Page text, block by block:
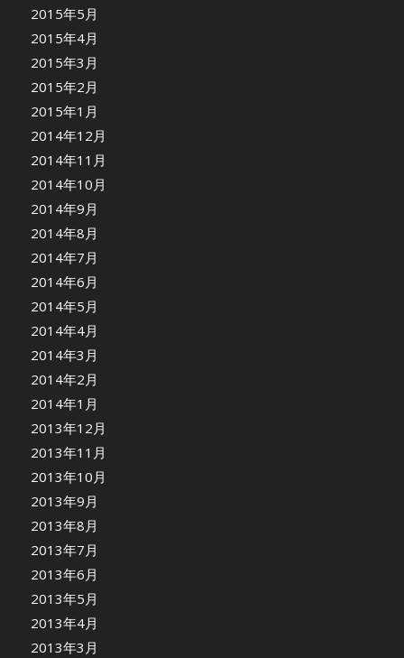
2015年5月
2015年4月
2015年3月
2015年2月
2015年1月
2014年12月
2014年11月
2014年10月
2014年9月
2014年8月
2014年7月
2014年6月
2014年5月
2014年4月
2014年3月
2014年2月
2014年1月
2013年12月
2013年11月
2013年10月
2013年9月
2013年8月
2013年7月
2013年6月
2013年5月
2013年4月
2013年3月